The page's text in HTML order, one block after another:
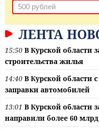
ЛЕНТА
15:50 В Курской области
строительства жилья
14:40 В Курской области
заправки автомобилей
13:01 В Курской области
направили более 60